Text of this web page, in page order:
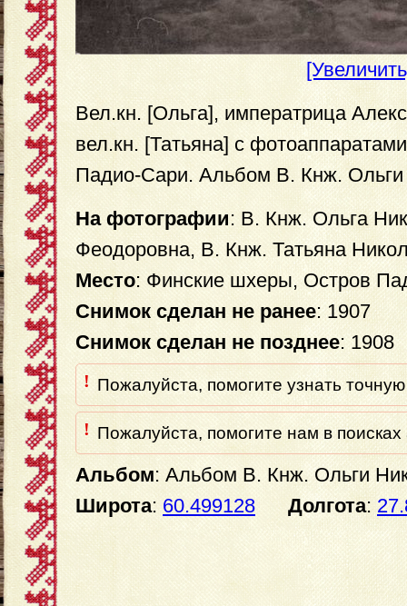
Вел.кн. [Ольга], императрица
вел.кн. [Татьяна] с
Падио-Сари. Альбом В. Кнж.
На фотографии: В. Кнж. Ольга
Феодоровна, В. Кнж. Татьяна
Место: Финские шхеры, Остров
Снимок сделан не ранее: 1907
Снимок сделан не позднее: 1908
! Пожалуйста, помогите узнать
! Пожалуйста, помогите нам в поисках
Альбом: Альбом В. Кнж. Ольги
Широта: 60.499128 Долгота: